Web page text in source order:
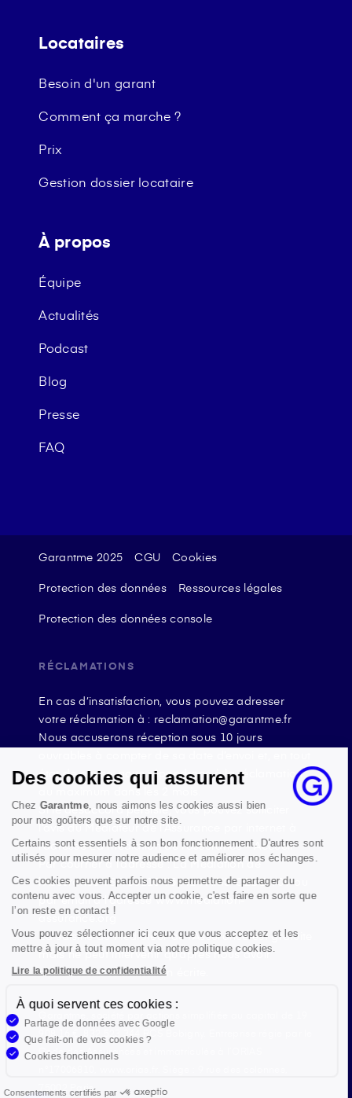
Locataires
Besoin d'un garant
Comment ça marche ?
Prix
Gestion dossier locataire
À propos
Équipe
Actualités
Podcast
Blog
Presse
FAQ
Garantme 2025 CGU Cookies
Protection des données Ressources légales
Protection des données console
RÉCLAMATIONS
En cas d’insatisfaction, vous pouvez adresser
votre réclamation à : reclamation@garantme.fr
Nous accuserons réception sous 10 jours
état de cause, nous répondrons à la réclamation
au maximum dans les 2 mois.
Si le désaccord persiste, vous pouvez solliciter
l’avis du Médiateur de l’Assurance par internet à
l’adresse La médiation de l’assurance - Accueil
Par courrier à l’adresse : La Médiation de
l’Assurance TSA 50110 75441 PARIS CEDEX 09 ou
par email à l’adresse www.mediation-
assurance.org
La saisine du Médiateur de l’Assurance est gratuite
mais ne peut intervenir qu’après nous avoir
adressé une réclamation écrite.
Code des Assurances et immatriculée à l’ORIAS
75002 Paris
Des cookies qui assurent
ChezGarantme , nous aimons les cookies aussi bien
pour nos goûters que sur notre site.
Certains sont essentiels à son bon fonctionnement. D'autres sont
utilisés pour mesurer notre audience et améliorer nos échanges.
Ces cookies peuvent parfois nous permettre de partager du
contenu avec vous. Accepter un cookie, c'est faire en sorte que
l’on reste en contact !
Vous pouvez sélectionner ici ceux que vous acceptez et les
mettre à jour à tout moment via notre politique cookies.
Lire la politique de confidentialité
À quoi servent ces cookies :
Partage de données avec Google
Que fait-on de vos cookies ?
Cookies fonctionnels
Consentements certifiés par